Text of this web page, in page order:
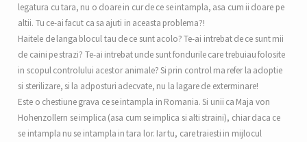
legatura cu tara, nu o doare in cur de ce se intampla, asa cum ii doare pe
altii. Tu ce-ai facut ca sa ajuti in aceasta problema?!
Haitele de langa blocul tau de ce sunt acolo? Te-ai intrebat de ce sunt mii
de caini pe strazi? Te-ai intrebat unde sunt fondurile care trebuiau folosite
in scopul controlului acestor animale? Si prin control ma refer la adoptie
si sterilizare, si la adposturi adecvate, nu la lagare de exterminare!
Este o chestiune grava ce se intampla in Romania. Si unii ca Maja von
Hohenzollern se implica (asa cum se implica si alti straini), chiar daca ce
se intampla nu se intampla in tara lor. Iar tu, care traiesti in mijlocul